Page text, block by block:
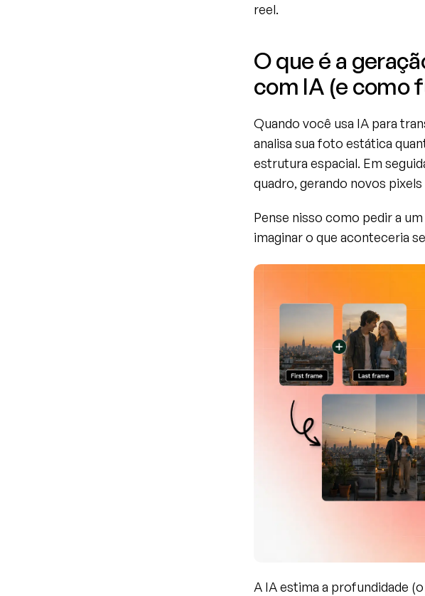
reel.
O que é a
com IA (e como
Quando você usa IA para
analisa sua foto estática
estrutura espacial. Em
quadro, gerando novos
Pense nisso como pedir a
imaginar o que aconteceria
A IA estima a profundidade